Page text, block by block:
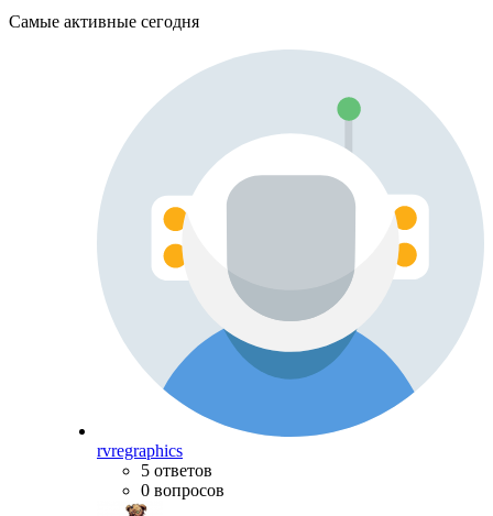
Самые активные сегодня
rvregraphics
5 ответов
0 вопросов